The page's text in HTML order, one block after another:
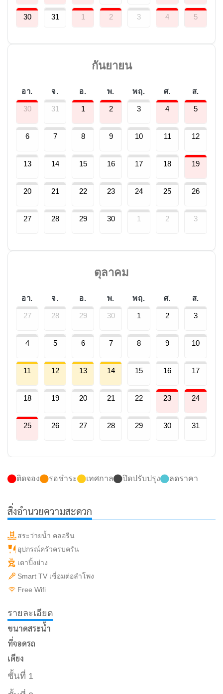
30 31 1 2 3 4 5
กันยายน
อา. จ. อ. พ. พฤ. ศ. ส.
30 31 1 2 3 4 5
6 7 8 9 10 11 12
13 14 15 16 17 18 19
20 21 22 23 24 25 26
27 28 29 30 1 2 3
ตุลาคม
อา. จ. อ. พ. พฤ. ศ. ส.
27 28 29 30 1 2 3
4 5 6 7 8 9 10
11 12 13 14 15 16 17
18 19 20 21 22 23 24
25 26 27 28 29 30 31
ติดจอง รอชำระ เทศกาล ปิดปรับปรุง ลดราคา
สิ่งอำนวยความสะดวก
สระว่ายน้ำ คลอรีน
อุปกรณ์ครัวครบครัน
เตาปิ้งย่าง
Smart TV เชื่อมต่อลำโพง
Free Wifi
รายละเอียด
ขนาดสระน้ำ
ที่จอดรถ
เตียง
ชั้นที่ 1